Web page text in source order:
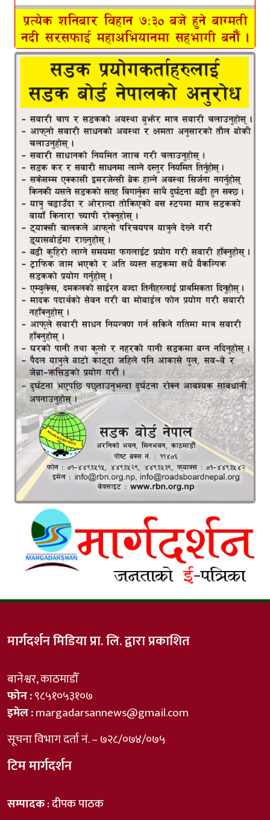
मार्गदर्शन मिडिया प्रा. लि. द्वारा प्रकाशित
बानेश्वर, काठमाडौँ
फोन :९८५१०५३१०७
इमेल :margadarsannews@gmail.com
सूचना विभाग दर्ता नं. – ७२८/०७४/०७५
टिम मार्गदर्शन
सम्पादक: दीपक पाठक